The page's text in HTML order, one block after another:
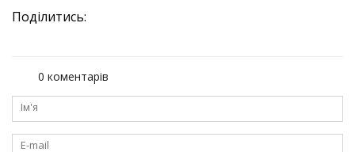
Поділитись:
0 коментарів